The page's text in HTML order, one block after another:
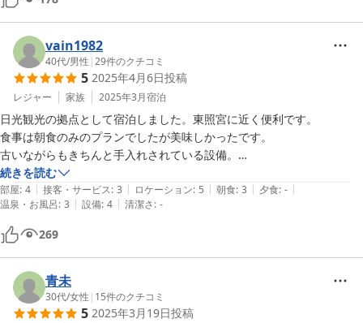
vain1982
40代/男性 |29件のクチコミ
5 2025年4月6日投稿
レジャー 家族 2025年3月宿泊
日光観光の拠点として宿泊しました。東照宮に近く便利です。
食事は朝食のみのプランでしたが美味しかったです。
古いながらもきちんと手入れされている設備。
大浴場もそれほど大きく有りませんが、宿泊定員を考えればそれなりか
と思います。
続きを読む
部屋: 4 | 接客・サービス: 3 | ロケーション: 5 | 朝食: 3 | 夕食: - |
温泉・お風呂: 3 | 設備: 4 | 清潔さ: -
269
青未
30代/女性 | 15件のクチコミ
5 2025年3月19日投稿